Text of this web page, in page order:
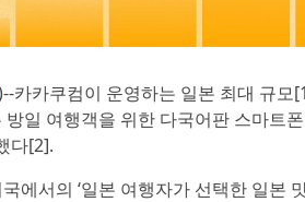
카카쿠컴이 운영하는 일본 최대 규모
방일 여행객을 위한 다국어판 스마
다[2].
에서의 ‘일본 여행자가 선택한 일본